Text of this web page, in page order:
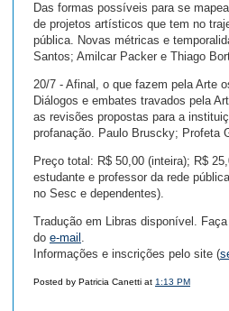
Das formas possíveis para se
de projetos artísticos que tem no
pública. Novas métricas e
Santos; Amilcar Packer e Thiago
20/7 - Afinal, o que fazem pela Arte
Diálogos e embates travados pela
as revisões propostas para a
profanação. Paulo Bruscky; Profeta
Preço total: R$ 50,00 (inteira); R$
estudante e professor da rede
no Sesc e dependentes).
Tradução em Libras disponível.
do e-mail .
Informações e inscrições pelo site (
Posted by Patricia Canetti at 1:13 PM